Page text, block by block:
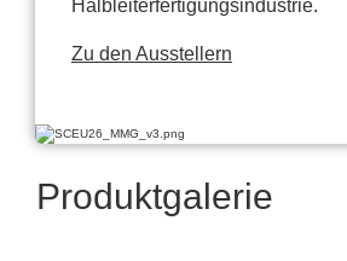
Halbleiterfertigungsindustrie.
Zu den Ausstellern
Produktgalerie